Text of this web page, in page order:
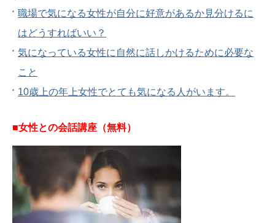
職場で気になる女性が自分に好意があるか見分けるに
はどうすればいい？
気になっている女性に自然に話しかけるために必要な
こと
10歳上の年上女性でとても気になる人がいます。
■女性との会話講座（無料）